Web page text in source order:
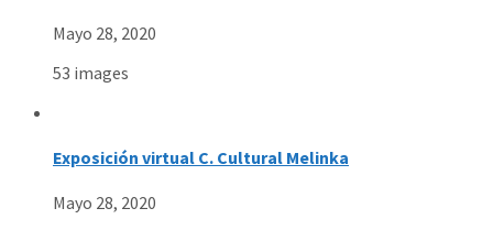
Mayo 28, 2020
53 images
Exposición virtual C. Cultural Melinka
Mayo 28, 2020